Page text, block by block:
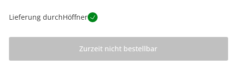
Lieferung durchHöffner
Zurzeit nicht bestellbar